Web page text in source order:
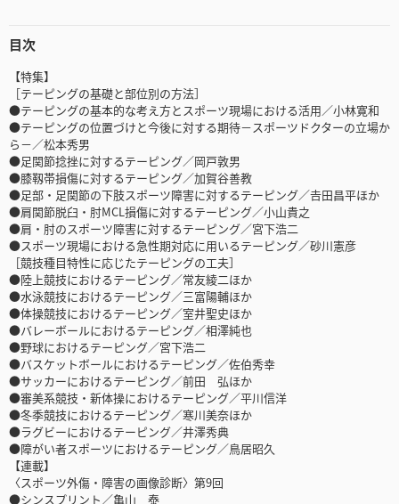
目次
【特集】
［テーピングの基礎と部位別の方法］
●テーピングの基本的な考え方とスポーツ現場における活用／小林寛和
●テーピングの位置づけと今後に対する期待－スポーツドクターの立場か
ら－／松本秀男
●足関節捻挫に対するテーピング／岡戸敦男
●膝靱帯損傷に対するテーピング／加賀谷善教
●足部・足関節の下肢スポーツ障害に対するテーピング／𠮷田昌平ほか
●肩関節脱臼・肘MCL損傷に対するテーピング／小山貴之
●肩・肘のスポーツ障害に対するテーピング／宮下浩二
●スポーツ現場における急性期対応に用いるテーピング／砂川憲彦
［競技種目特性に応じたテーピングの工夫］
●陸上競技におけるテーピング／常友綾二ほか
●水泳競技におけるテーピング／三富陽輔ほか
●体操競技におけるテーピング／室井聖史ほか
●バレーボールにおけるテーピング／相澤純也
●野球におけるテーピング／宮下浩二
●バスケットボールにおけるテーピング／佐伯秀幸
●サッカーにおけるテーピング／前田 弘ほか
●審美系競技・新体操におけるテーピング／平川信洋
●冬季競技におけるテーピング／寒川美奈ほか
●ラグビーにおけるテーピング／井澤秀典
●障がい者スポーツにおけるテーピング／鳥居昭久
【連載】
〈スポーツ外傷・障害の画像診断〉第9回
●シンスプリント／亀山 泰